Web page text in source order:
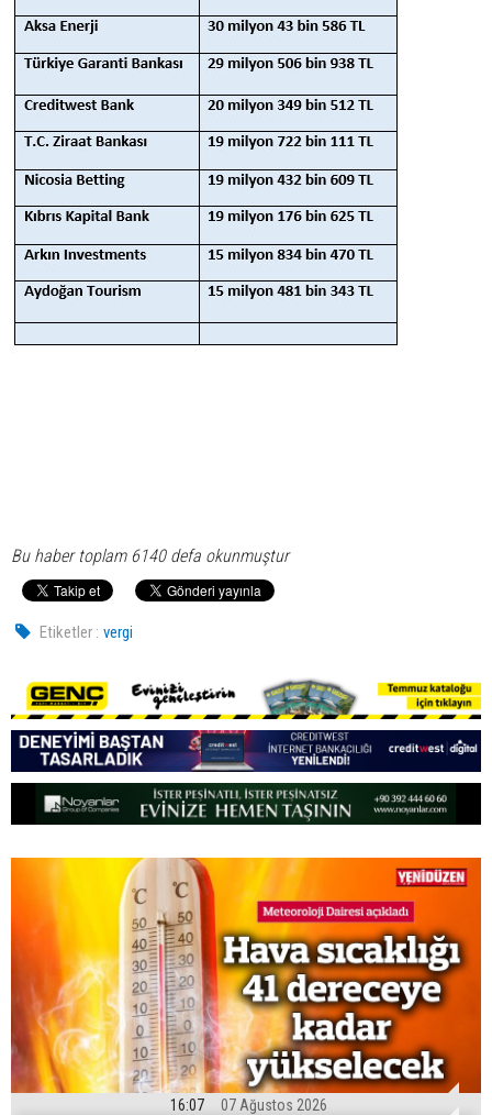
Bu haber toplam 6140 defa okunmuştur
Etiketler : vergi
16:07 07 Ağustos 2026